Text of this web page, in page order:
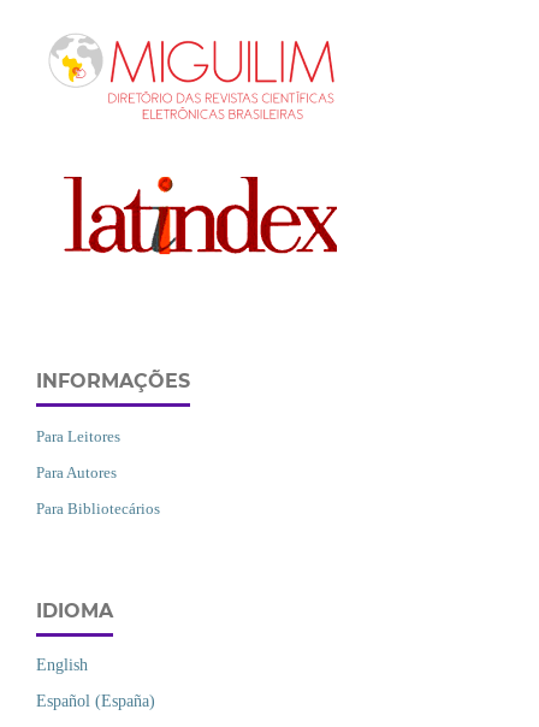
INFORMAÇÕES
Para Leitores
Para Autores
Para Bibliotecários
IDIOMA
English
Español (España)